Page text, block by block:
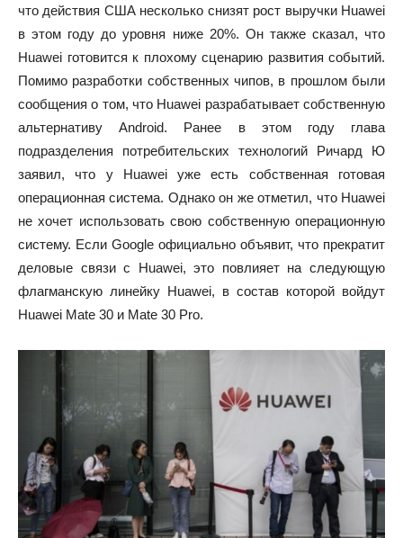
что действия США несколько снизят рост выручки Huawei
в этом году до уровня ниже 20%. Он также сказал, что
Huawei готовится к плохому сценарию развития событий.
Помимо разработки собственных чипов, в прошлом были
сообщения о том, что Huawei разрабатывает собственную
альтернативу Android. Ранее в этом году глава
подразделения потребительских технологий Ричард Ю
заявил, что у Huawei уже есть собственная готовая
операционная система. Однако он же отметил, что Huawei
не хочет использовать свою собственную операционную
систему. Если Google официально объявит, что прекратит
деловые связи с Huawei, это повлияет на следующую
флагманскую линейку Huawei, в состав которой войдут
Huawei Mate 30 и Mate 30 Pro.